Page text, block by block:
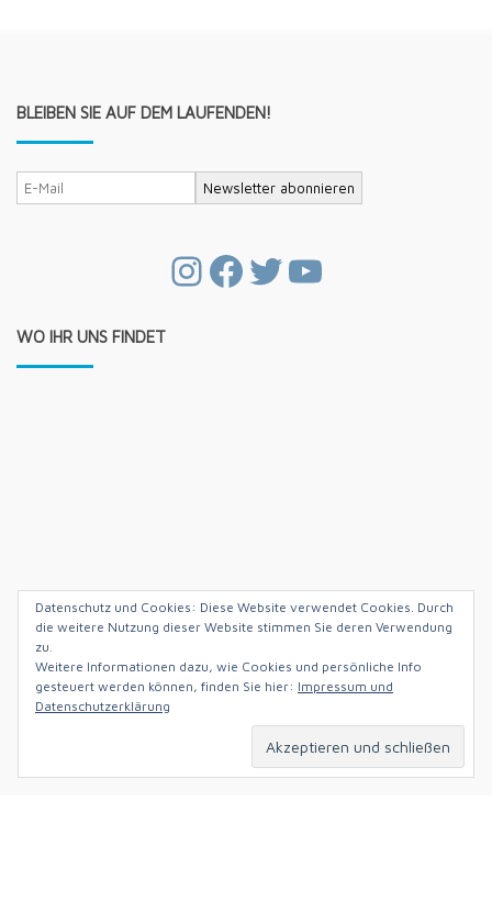
BLEIBEN SIE AUF DEM LAUFENDEN!
Instagram
Facebook
Twitter
YouTube
WO IHR UNS FINDET
Hildastraße 5,
79102 Freiburg im Breisgau,
Deutschland
Datenschutz und Cookies: Diese Website verwendet Cookies. Durch
die weitere Nutzung dieser Website stimmen Sie deren Verwendung
zu.
Weitere Informationen dazu, wie Cookies und persönliche Info
gesteuert werden können, finden Sie hier: Impressum und
Datenschutzerklärung